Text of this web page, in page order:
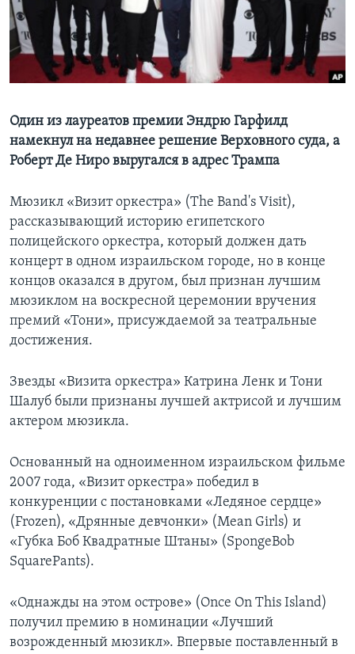
Learning English
СОЦИАЛЬНЫЕ СЕТИ
Языки
Один из лауреатов премии Эндрю Гарфилд
намекнул на недавнее решение Верховного суда, а
Роберт Де Ниро выругался в адрес Трампа
Мюзикл «Визит оркестра» (The Band's Visit),
рассказывающий историю египетского
полицейского оркестра, который должен дать
концерт в одном израильском городе, но в конце
концов оказался в другом, был признан лучшим
мюзиклом на воскресной церемонии вручения
премий «Тони», присуждаемой за театральные
достижения.
Звезды «Визита оркестра» Катрина Ленк и Тони
Шалуб были признаны лучшей актрисой и лучшим
актером мюзикла.
Основанный на одноименном израильском фильме
2007 года, «Визит оркестра» победил в
конкуренции с постановками «Ледяное сердце»
(Frozen), «Дрянные девчонки» (Mean Girls) и
«Губка Боб Квадратные Штаны» (SpongeBob
SquarePants).
«Однажды на этом острове» (Once On This Island)
получил премию в номинации «Лучший
возрожденный мюзикл». Впервые поставленный в